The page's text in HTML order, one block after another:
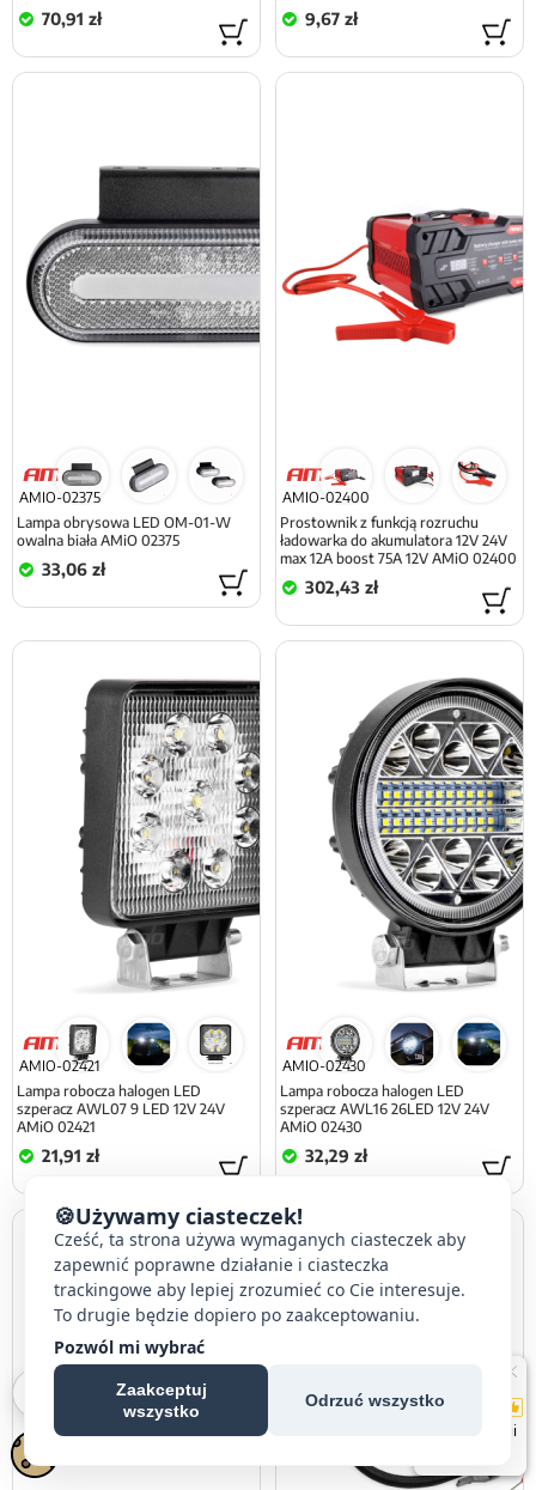
70,91 zł 9,67 zł
AMIO-02375
Lampa obrysowa LED OM-01-W
owalna biała AMiO 02375
33,06 zł
AMIO-02400
Prostownik z funkcją rozruchu
ładowarka do akumulatora 12V 24V
max 12A boost 75A 12V AMiO 02400
302,43 zł
AMIO-02421
Lampa robocza halogen LED
szperacz AWL07 9 LED 12V 24V
AMiO 02421
21,91 zł
AMIO-02430
Lampa robocza halogen LED
szperacz AWL16 26LED 12V 24V
AMiO 02430
32,29 zł
🍪Używamy ciasteczek!
Cześć, ta strona używa wymaganych ciasteczek aby
zapewnić poprawne działanie i ciasteczka
trackingowe aby lepiej zrozumieć co Cie interesuje.
To drugie będzie dopiero po zaakceptowaniu.
Pozwól mi wybrać
Zaakceptuj
wszystko
Odrzuć wszystko